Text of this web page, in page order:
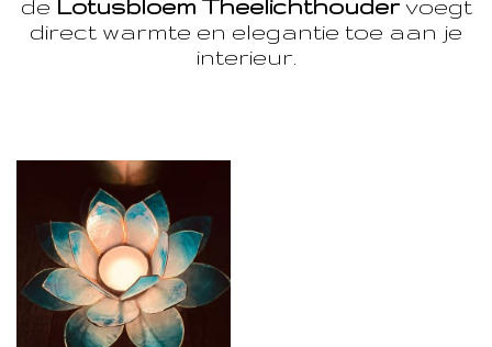
de Lotusbloem Theelichthoudervoegt
direct warmte en elegantie toe aan je
interieur.